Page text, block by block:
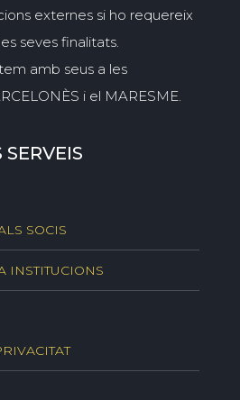
externes si ho requereix
seves finalitats.
amb seus a les
i el MARESME.
SERVEIS
SOCIS
INSTITUCIONS